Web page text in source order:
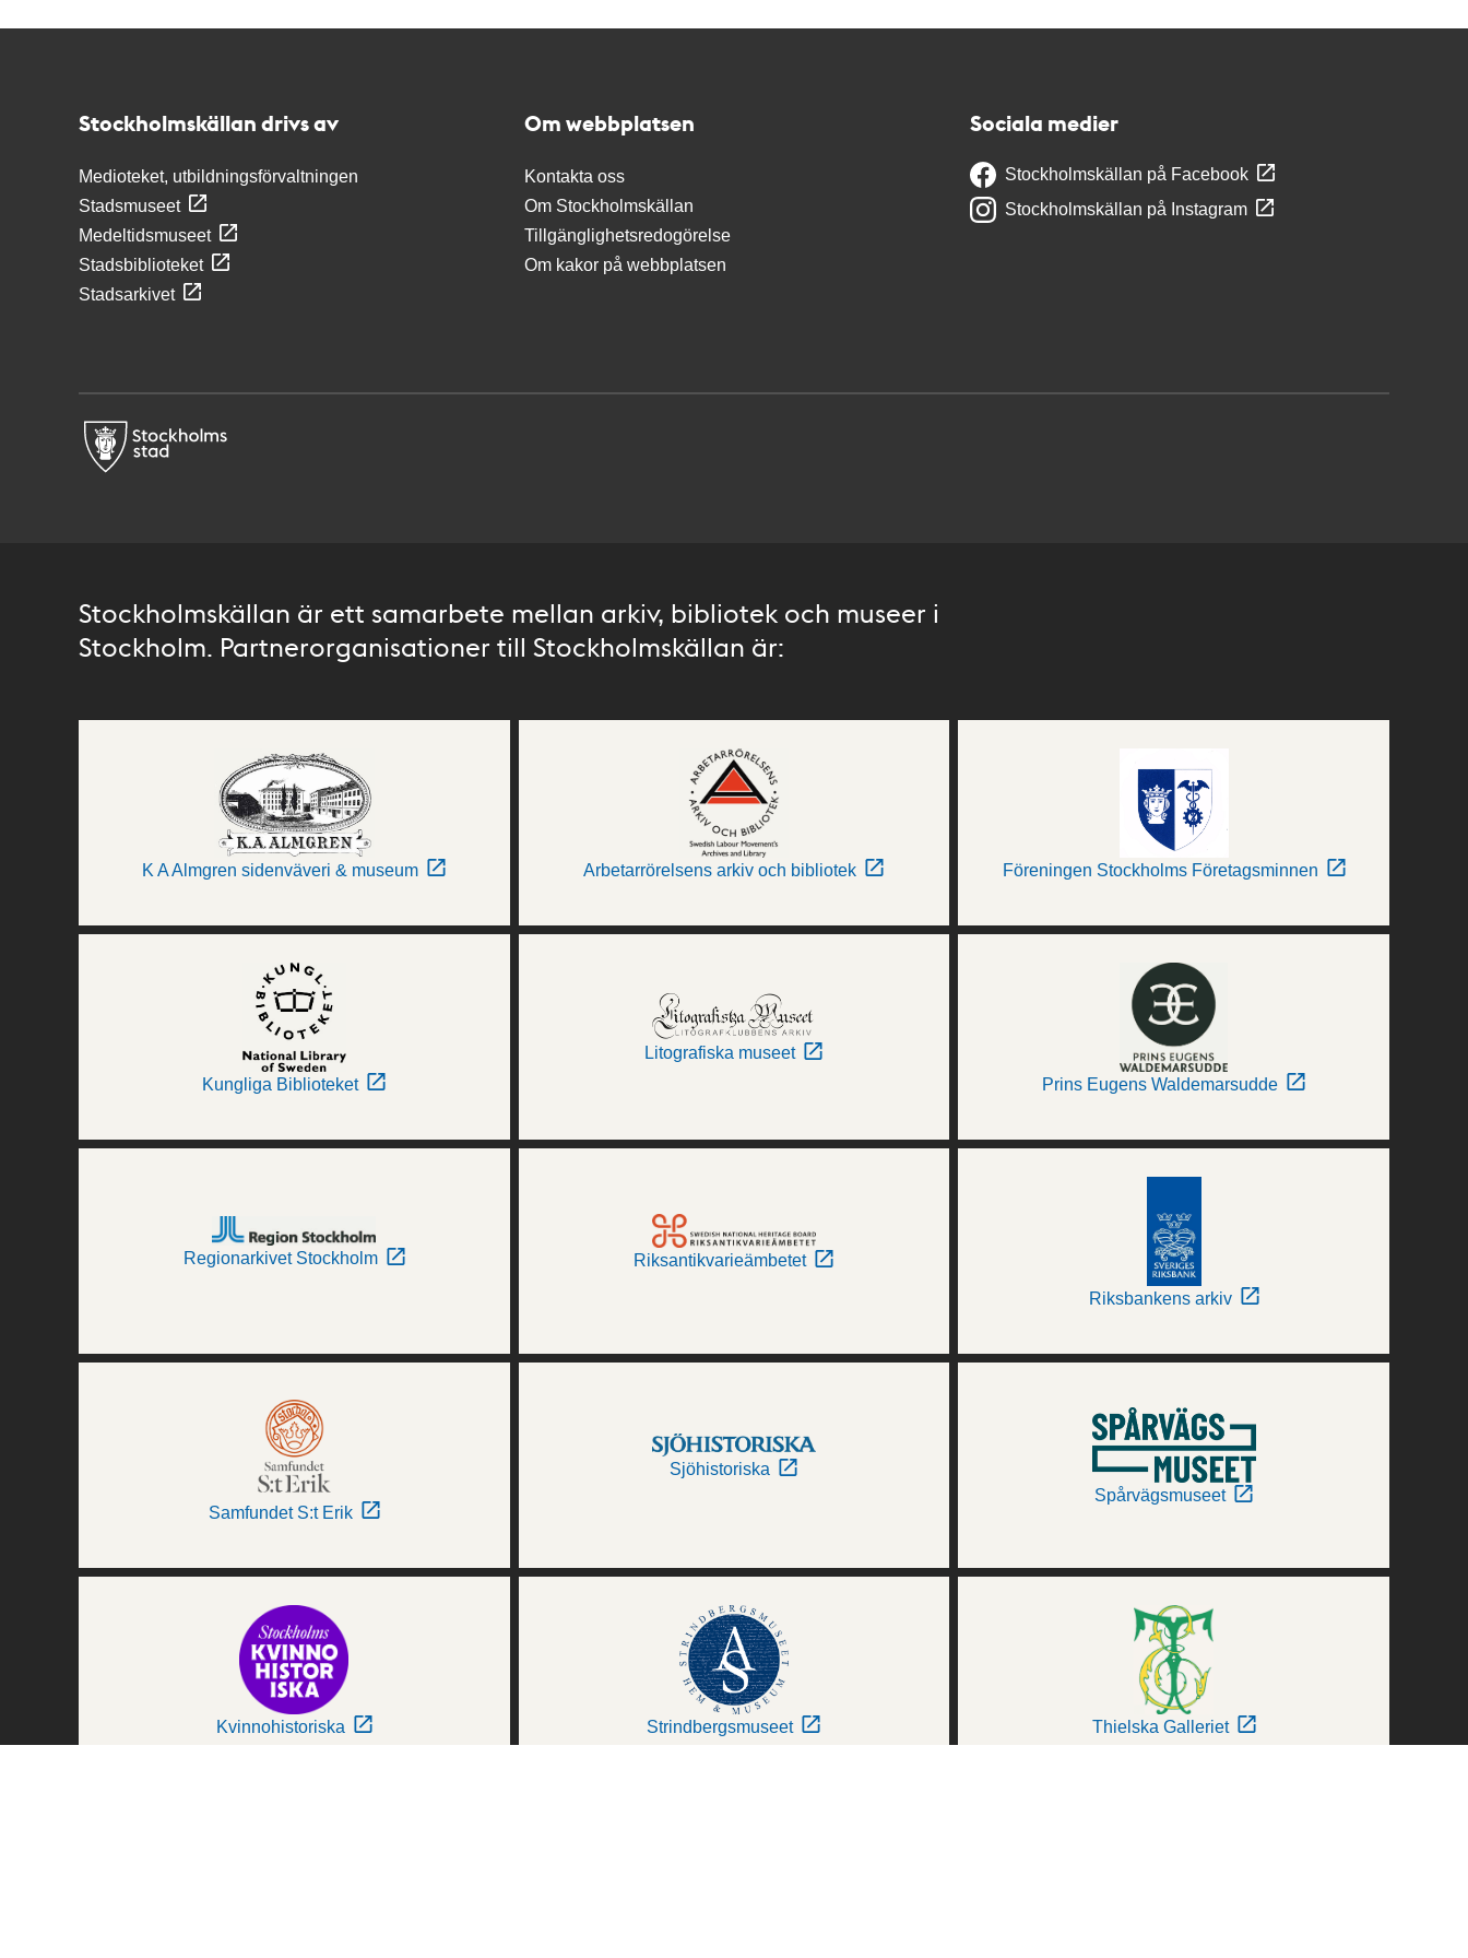
Stockholmskällan drivs av
Medioteket, utbildningsförvaltningen
Stadsmuseet
Medeltidsmuseet
Stadsbiblioteket
Stadsarkivet
Om webbplatsen
Kontakta oss
Om Stockholmskällan
Tillgänglighetsredogörelse
Om kakor på webbplatsen
Sociala medier
Stockholmskällan på Facebook
Stockholmskällan på Instagram
Stockholmskällan är ett samarbete mellan arkiv, bibliotek och museer i
Stockholm. Partnerorganisationer till Stockholmskällan är:
K A Almgren sidenväveri & museum Arbetarrörelsens arkiv och bibliotek Föreningen Stockholms Företagsminnen
Kungliga Biblioteket
Litografiska museet
Prins Eugens Waldemarsudde
Regionarkivet Stockholm Riksantikvarieämbetet
Riksbankens arkiv
Samfundet S:t Erik
Sjöhistoriska
Spårvägsmuseet
Kvinnohistoriska Strindbergsmuseet Thielska Galleriet